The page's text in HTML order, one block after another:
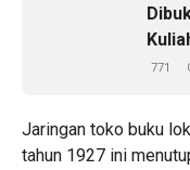
771
Jaringan toko buku
tahun 1927 ini